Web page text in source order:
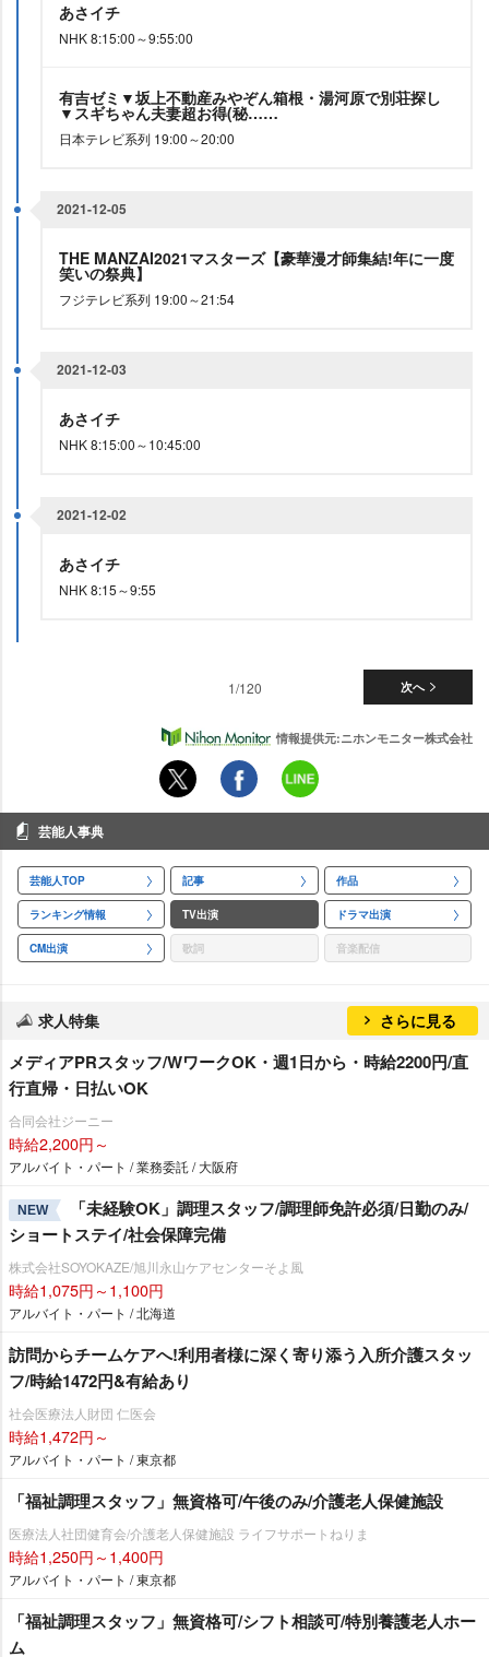
あさイチ
NHK 8:15:00～9:55:00
有吉ゼミ▼坂上不動産みやぞん箱根・湯河原で別荘探し
▼スギちゃん夫妻超お得(秘……
日本テレビ系列 19:00～20:00
2021-12-05
THE MANZAI2021マスターズ【豪華漫才師集結!年に一度
笑いの祭典】
フジテレビ系列 19:00～21:54
2021-12-03
あさイチ
NHK 8:15:00～10:45:00
2021-12-02
あさイチ
NHK 8:15～9:55
次へ
1/120
情報提供元:ニホンモニター株式会社
芸能人事典
芸能人TOP 記事 作品
ランキング情報 TV出演 ドラマ出演
CM出演 歌詞 音楽配信
求人特集 さらに見る
メディアPRスタッフ/WワークOK・週1日から・時給2200円/直
行直帰・日払いOK
合同会社ジーニー
時給2,200円～
アルバイト・パート / 業務委託 / 大阪府
NEW
「未経験OK」調理スタッフ/調理師免許必須/日勤のみ/
ショートステイ/社会保障完備
株式会社SOYOKAZE/旭川永山ケアセンターそよ風
時給1,075円～1,100円
アルバイト・パート / 北海道
訪問からチームケアへ!利用者様に深く寄り添う入所介護スタッ
フ/時給1472円&有給あり
社会医療法人財団 仁医会
時給1,472円～
アルバイト・パート / 東京都
「福祉調理スタッフ」無資格可/午後のみ/介護老人保健施設
医療法人社団健育会/介護老人保健施設 ライフサポートねりま
時給1,250円～1,400円
アルバイト・パート / 東京都
「福祉調理スタッフ」無資格可/シフト相談可/特別養護老人ホー
ム